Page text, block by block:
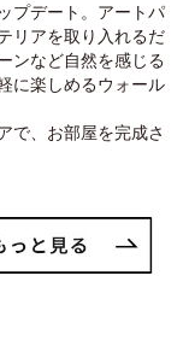
プデート。アートパ
リアを取り入れるだ
ンなど自然を感じる
に楽しめるウォール
で、お部屋を完成さ